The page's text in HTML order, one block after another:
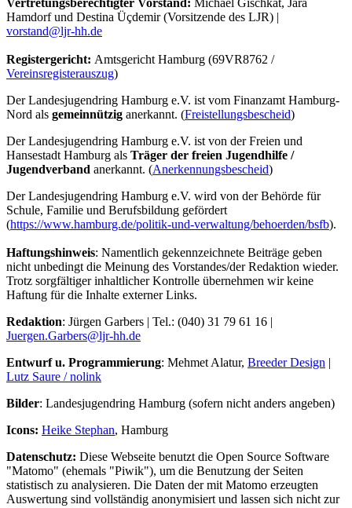
Vertretungsberechtigter Vorstand: Michael Gischkat, Jara
Hamdorf und Destina Üçdemir (Vorsitzende des LJR) |
vorstand@ljr-hh.de
Registergericht: Amtsgericht Hamburg (69VR8762 /
Vereinsregisterauszug)
Der Landesjugendring Hamburg e.V. ist vom Finanzamt Hamburg-
Nord als gemeinnützig anerkannt. (Freistellungsbescheid)
Der Landesjugendring Hamburg e.V. ist von der Freien und
Hansestadt Hamburg als Träger der freien Jugendhilfe /
Jugendverband anerkannt. (Anerkennungsbescheid)
Der Landesjugendring Hamburg e.V. wird von der Behörde für
Schule, Familie und Berufsbildung gefördert
(https://www.hamburg.de/politik-und-verwaltung/behoerden/bsfb).
Haftungshinweis: Namentlich gekennzeichnete Beiträge geben
nicht unbedingt die Meinung des Vorstandes/der Redaktion wieder.
Trotz sorgfältiger inhaltlicher Kontrolle übernehmen wir keine
Haftung für die Inhalte externer Links.
Redaktion: Jürgen Garbers | Tel.: (040) 31 79 61 16 |
Juergen.Garbers@ljr-hh.de
Entwurf u. Programmierung: Mehmet Alatur, Breeder Design |
Lutz Saure / nolink
Bilder: Landesjugendring Hamburg (sofern nicht anders angeben)
Icons: Heike Stephan, Hamburg
Datenschutz: Diese Webseite benutzt die Open Source Software
"Matomo" (ehemals "Piwik"), um die Benutzung der Seiten
statistisch zu analysieren. Die Daten der mit Matomo erzeugten
Auswertung sind vollständig anonymisiert und lassen sich nicht zur